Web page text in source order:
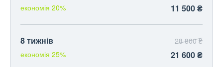
економія 20% 11 500 ₴
8 тижнів
економія 25%
28 800 ₴
21 600 ₴